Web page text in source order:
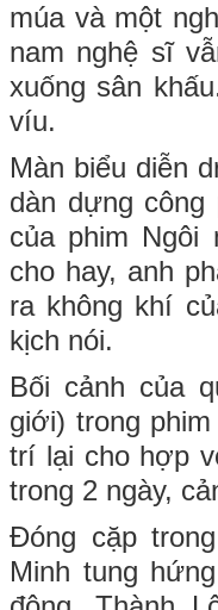
múa và một
nam nghệ sĩ
xuống sân
víu.
Màn biểu diễn
dàn dựng công
của phim Ngôi
cho hay, anh
ra không khí
kịch nói.
Bối cảnh của
giới) trong
trí lại cho hợp
trong 2 ngày,
Đóng cặp
Minh tung